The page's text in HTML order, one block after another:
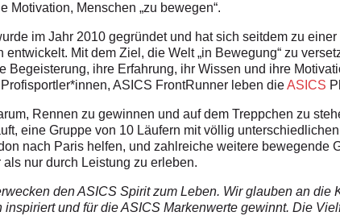
Motivation, Menschen „zu bewegen“.
im Jahr 2010 gegründet und hat sich seitdem zu
Mit dem Ziel, die Welt „in Bewegung“ zu
Begeisterung, ihre Erfahrung, ihr Wissen und ihre
ASICS FrontRunner leben dieASICS
Rennen zu gewinnen und auf dem Treppchen zu
eine Gruppe von 10 Läufern mit völlig
nach Paris helfen, und zahlreiche weitere bewegende
nur durch Leistung zu erleben.
den ASICS Spirit zum Leben. Wir glauben an die
und für die ASICS Markenwerte gewinnt. Die